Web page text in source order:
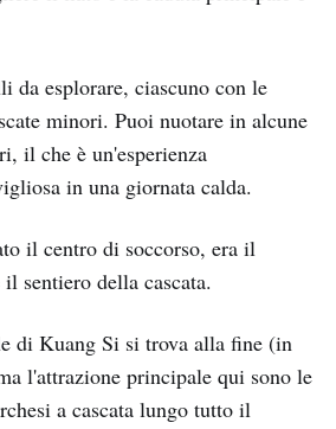
da esplorare, ciascuno con le
minori. Puoi nuotare in alcune
il che è un'esperienza
in una giornata calda.
il centro di soccorso, era il
sentiero della cascata.
di Kuang Si si trova alla fine (in
l'attrazione principale qui sono le
a cascata lungo tutto il